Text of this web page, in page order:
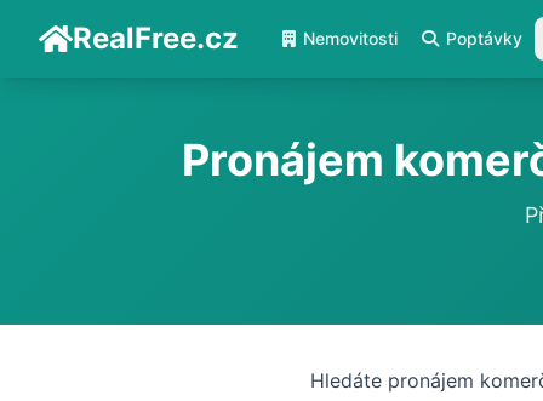
RealFree.cz Nemovitosti Poptávky
Pronájem
Hledáte pronájem